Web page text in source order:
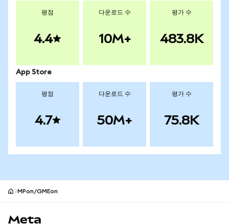
평점
4.4
다운로드 수
10M+
평가 수
483.8K
App Store
평점
4.7
다운로드 수
50M+
평가 수
75.8K
MPon/GMEon